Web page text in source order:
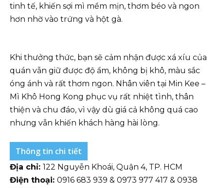
tinh tế, khiến sợi mì mềm mịn, thơm béo và ngon
hơn nhờ vào trứng và hột gà.
Khi thưởng thức, bạn sẽ cảm nhận được xá xíu của
quán vẫn giữ được độ ẩm, không bị khô, màu sắc
óng ánh và rất thơm ngon. Nhân viên tại Min Kee –
Mì Khô Hong Kong phục vụ rất nhiệt tình, thân
thiện và chu đáo, vì vậy dù giá cả không quá cao
nhưng vẫn khiến khách hàng hài lòng.
Thông tin chi tiết
Địa chỉ: 122 Nguyễn Khoái, Quận 4, TP. HCM
Điện thoại: 0916 683 939 & 0973 977 417 & 0938